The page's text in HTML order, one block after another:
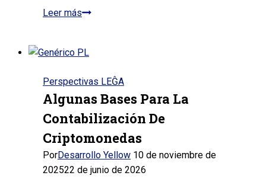
Leer másCalendario
Especiales
y
agentes
de
y
de
pago
Perspectivas LEĜA
Algunas Bases Para La
Contabilización De
Criptomonedas
PorDesarrollo Yellow 10 de noviembre de
202522 de junio de 2026